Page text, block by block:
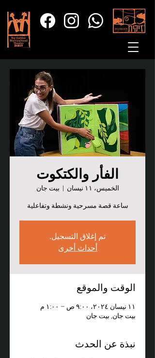
الفأر والكتكوت
الخميس، ١١ نيسان
  |
بيت جان
ساعة قصة مسرحية ونشطة وتفاعلية
تم إغلاق التسجيل.
أحداث أخرى
الوقت والموقع
١١ نيسان ٢٠٢٤، ٩:٠٠ ص – ١:٠٠ م
بيت جان, بيت جان
نبذة عن الحدث